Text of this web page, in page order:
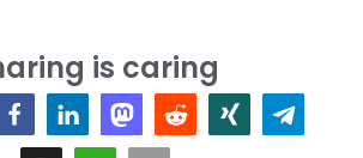
is caring